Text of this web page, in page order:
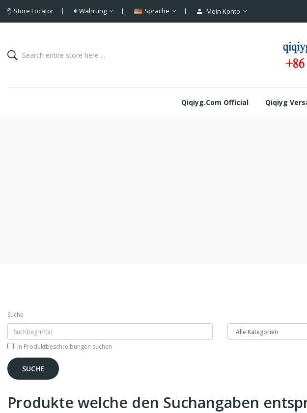
Store Locator €Währung Sprache Mein Konto
Qiqiyg.com Official Qiqiyg
Suche
In Produktbeschreibungen suchen
Produkte welche den Suchangaben